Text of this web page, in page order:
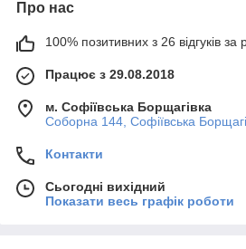
Про нас
100% позитивних з 26 відгуків за
Працює з 29.08.2018
м. Софіївська Борщагівка
Соборна 144, Софіївська
Контакти
Сьогодні вихідний
Показати весь графік роботи